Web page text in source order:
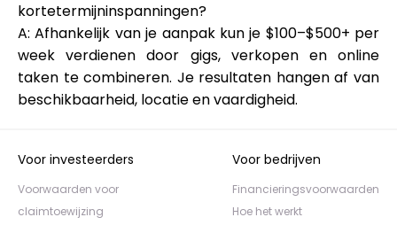
kortetermijninspanningen?
A: Afhankelijk van je aanpak kun je $100–$500+ per
week verdienen door gigs, verkopen en online
taken te combineren. Je resultaten hangen af van
beschikbaarheid, locatie en vaardigheid.
Voor investeerders
Voorwaarden voor
claimtoewijzing
Voor bedrijven
Financieringsvoorwaarden
Hoe het werkt